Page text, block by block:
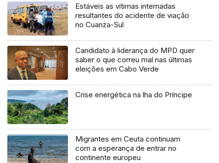
Estáveis as vítimas internadas
resultantes do acidente de viação
no Cuanza-Sul
Candidato à liderança do MPD quer
saber o que correu mal nas últimas
eleições em Cabo Verde
Crise energética na lha do Príncipe
Migrantes em Ceuta continuam
com a esperança de entrar no
continente europeu